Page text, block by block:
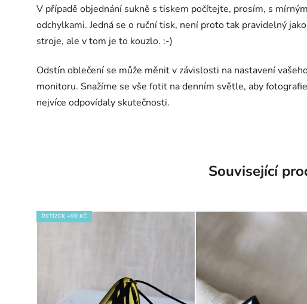
V případě objednání sukně s tiskem počítejte, prosím, s
odchylkami. Jedná se o ruční tisk, není proto tak pravidelný
stroje, ale v tom je to kouzlo. :-)
Odstín oblečení se může měnit v závislosti na nastavení
monitoru. Snažíme se vše fotit na denním světle, aby
nejvíce odpovídaly skutečnosti.
Související
ŘETÍZEK +99 KČ